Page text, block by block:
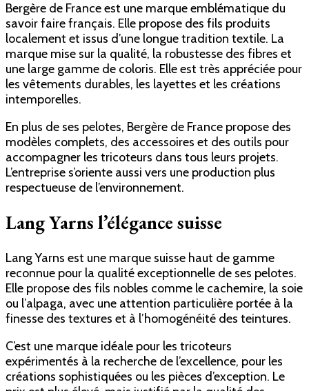
Bergère de France est une marque emblématique du
savoir faire français. Elle propose des fils produits
localement et issus d’une longue tradition textile. La
marque mise sur la qualité, la robustesse des fibres et
une large gamme de coloris. Elle est très appréciée pour
les vêtements durables, les layettes et les créations
intemporelles.
En plus de ses pelotes, Bergère de France propose des
modèles complets, des accessoires et des outils pour
accompagner les tricoteurs dans tous leurs projets.
L’entreprise s’oriente aussi vers une production plus
respectueuse de l’environnement.
Lang Yarns l’élégance suisse
Lang Yarns est une marque suisse haut de gamme
reconnue pour la qualité exceptionnelle de ses pelotes.
Elle propose des fils nobles comme le cachemire, la soie
ou l’alpaga, avec une attention particulière portée à la
finesse des textures et à l’homogénéité des teintures.
C’est une marque idéale pour les tricoteurs
expérimentés à la recherche de l’excellence, pour les
créations sophistiquées ou les pièces d’exception. Le